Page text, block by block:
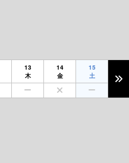
13
木
14
金
15
土